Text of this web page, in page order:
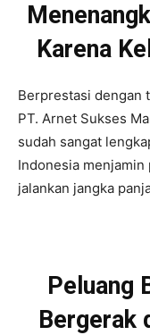
Karena
Berprestasi dengan
PT. Arnet Sukses
sudah sangat
Indonesia menjamin
jalankan jangka
Peluang
Bergerak